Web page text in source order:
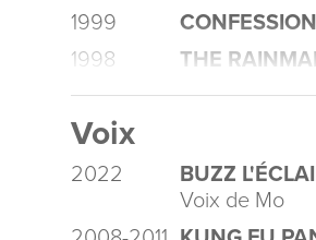
1999
1998
THE
Voix
2022 BUZZ
Voix de Mo